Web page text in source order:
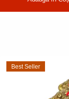
Best Seller